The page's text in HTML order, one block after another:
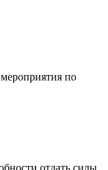
по
отдать силы,